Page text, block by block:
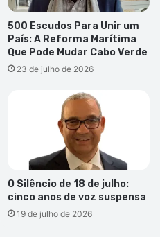
500 Escudos Para Unir um
País: A Reforma Marítima
Que Pode Mudar Cabo Verde
23 de julho de 2026
O Silêncio de 18 de julho:
cinco anos de voz suspensa
19 de julho de 2026